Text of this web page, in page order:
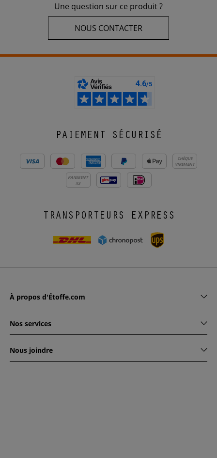
Une question sur ce produit ?
NOUS CONTACTER
PAIEMENT SÉCURISÉ
CHÈQUE
VIREMENT
PAIEMENT
X3
TRANSPORTEURS EXPRESS
À propos d'Étoffe.com
Nos services
Nous joindre